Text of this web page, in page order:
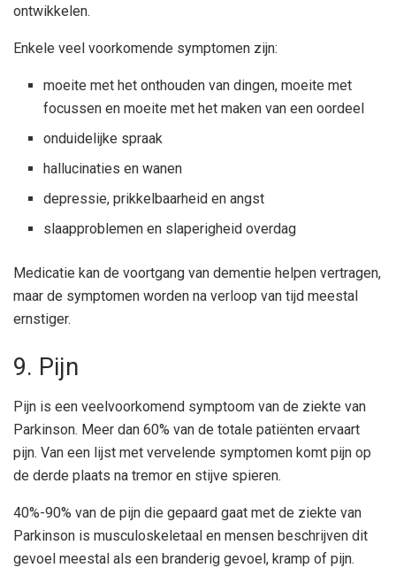
ontwikkelen.
Enkele veel voorkomende symptomen zijn:
moeite met het onthouden van dingen, moeite met
focussen en moeite met het maken van een oordeel
onduidelijke spraak
hallucinaties en wanen
depressie, prikkelbaarheid en angst
slaapproblemen en slaperigheid overdag
Medicatie kan de voortgang van dementie helpen vertragen,
maar de symptomen worden na verloop van tijd meestal
ernstiger.
9. Pijn
Pijn is een veelvoorkomend symptoom van de ziekte van
Parkinson. Meer dan 60% van de totale patiënten ervaart
pijn. Van een lijst met vervelende symptomen komt pijn op
de derde plaats na tremor en stijve spieren.
40%-90% van de pijn die gepaard gaat met de ziekte van
Parkinson is musculoskeletaal en mensen beschrijven dit
gevoel meestal als een branderig gevoel, kramp of pijn.